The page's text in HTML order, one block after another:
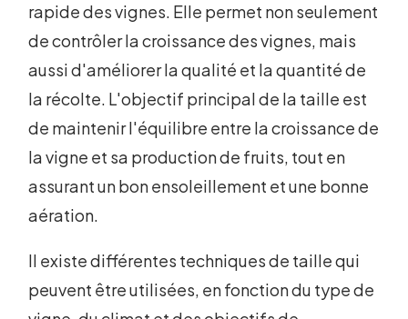
rapide des vignes. Elle permet non seulement
de contrôler la croissance des vignes, mais
aussi d'améliorer la qualité et la quantité de
la récolte. L'objectif principal de la taille est
de maintenir l'équilibre entre la croissance de
la vigne et sa production de fruits, tout en
assurant un bon ensoleillement et une bonne
aération.
Il existe différentes techniques de taille qui
peuvent être utilisées, en fonction du type de